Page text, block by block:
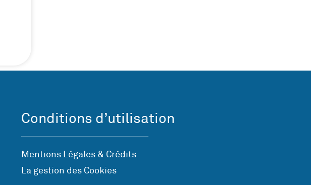
Conditions d’utilisation
Mentions Légales & Crédits
La gestion des Cookies